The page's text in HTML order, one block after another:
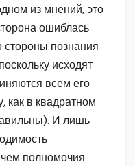
из мнений, это
ошиблась
стороны познания
исходят
всем его
как в квадратном
И лишь
полномочия